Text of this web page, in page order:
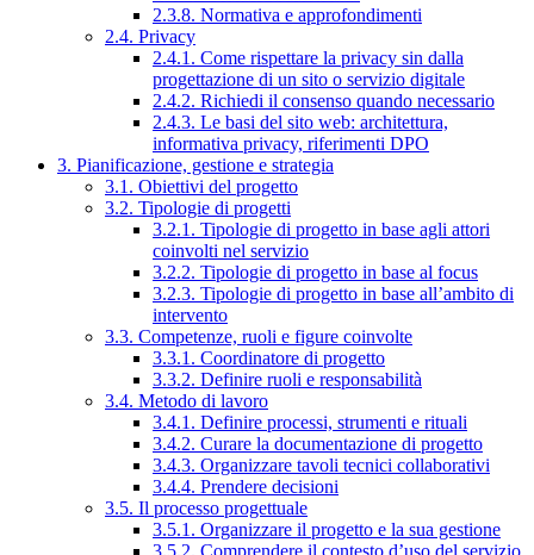
2.3.8. Normativa e approfondimenti
2.4. Privacy
2.4.1. Come rispettare la privacy sin dalla
progettazione di un sito o servizio digitale
2.4.2. Richiedi il consenso quando necessario
2.4.3. Le basi del sito web: architettura,
informativa privacy, riferimenti DPO
3. Pianificazione, gestione e strategia
3.1. Obiettivi del progetto
3.2. Tipologie di progetti
3.2.1. Tipologie di progetto in base agli attori
coinvolti nel servizio
3.2.2. Tipologie di progetto in base al focus
3.2.3. Tipologie di progetto in base all’ambito di
intervento
3.3. Competenze, ruoli e figure coinvolte
3.3.1. Coordinatore di progetto
3.3.2. Definire ruoli e responsabilità
3.4. Metodo di lavoro
3.4.1. Definire processi, strumenti e rituali
3.4.2. Curare la documentazione di progetto
3.4.3. Organizzare tavoli tecnici collaborativi
3.4.4. Prendere decisioni
3.5. Il processo progettuale
3.5.1. Organizzare il progetto e la sua gestione
3.5.2. Comprendere il contesto d’uso del servizio